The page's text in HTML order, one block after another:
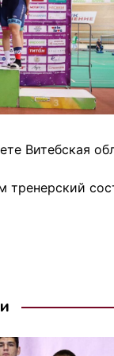
Витебская
тренерский